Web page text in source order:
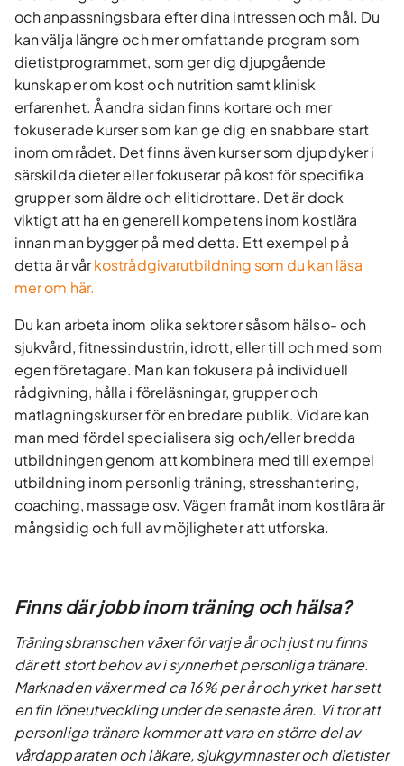
och anpassningsbara efter dina intressen och mål. Du
kan välja längre och mer omfattande program som
dietistprogrammet, som ger dig djupgående
kunskaper om kost och nutrition samt klinisk
erfarenhet. Å andra sidan finns kortare och mer
fokuserade kurser som kan ge dig en snabbare start
inom området. Det finns även kurser som djupdyker i
särskilda dieter eller fokuserar på kost för specifika
grupper som äldre och elitidrottare. Det är dock
viktigt att ha en generell kompetens inom kostlära
innan man bygger på med detta. Ett exempel på
detta är vårkostrådgivarutbildning som du kan läsa
mer om här.
Du kan arbeta inom olika sektorer såsom hälso- och
sjukvård, fitnessindustrin, idrott, eller till och med som
egen företagare. Man kan fokusera på individuell
rådgivning, hålla i föreläsningar, grupper och
matlagningskurser för en bredare publik. Vidare kan
man med fördel specialisera sig och/eller bredda
utbildningen genom att kombinera med till exempel
utbildning inom personlig träning, stresshantering,
coaching, massage osv. Vägen framåt inom kostlära är
mångsidig och full av möjligheter att utforska.
Finns där jobb inom träning och hälsa?
Träningsbranschen växer för varje år och just nu finns
där ett stort behov av i synnerhet personliga tränare.
Marknaden växer med ca 16% per år och yrket har sett
en fin löneutveckling under de senaste åren. Vi tror att
personliga tränare kommer att vara en större del av
vårdapparaten och läkare, sjukgymnaster och dietister